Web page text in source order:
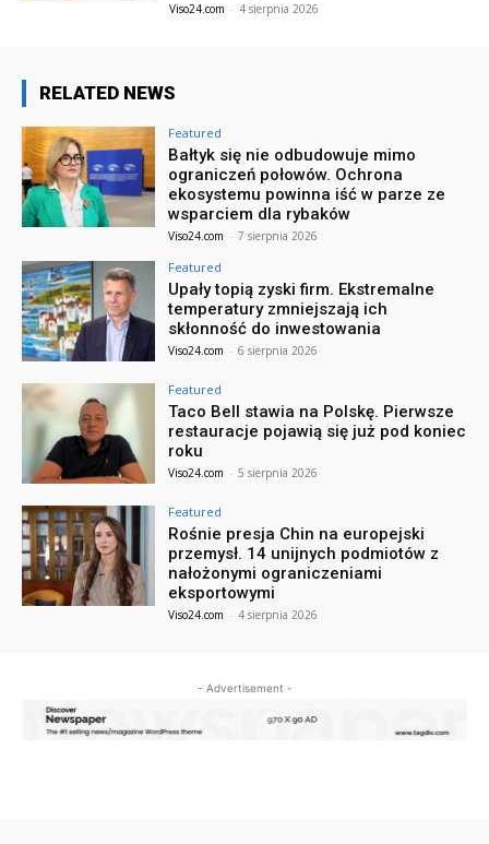
Viso24.com - 4 sierpnia 2026
RELATED NEWS
Featured
Bałtyk się nie odbudowuje mimo
ograniczeń połowów. Ochrona
ekosystemu powinna iść w parze ze
wsparciem dla rybaków
Viso24.com - 7 sierpnia 2026
Featured
Upały topią zyski firm. Ekstremalne
temperatury zmniejszają ich
skłonność do inwestowania
Viso24.com - 6 sierpnia 2026
Featured
Taco Bell stawia na Polskę. Pierwsze
restauracje pojawią się już pod koniec
roku
Viso24.com - 5 sierpnia 2026
Featured
Rośnie presja Chin na europejski
przemysł. 14 unijnych podmiotów z
nałożonymi ograniczeniami
eksportowymi
Viso24.com - 4 sierpnia 2026
- Advertisement -